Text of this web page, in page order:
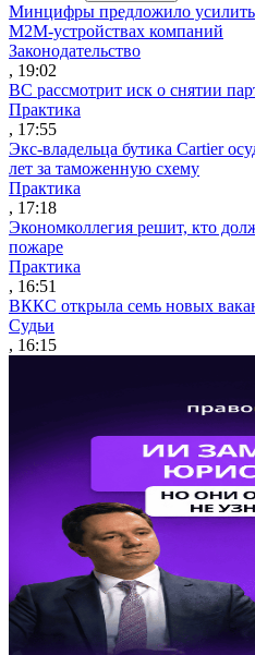
Минцифры предложило усилить
M2M-устройствах компаний
Законодательство
, 19:02
ВС рассмотрит иск о снятии
Практика
, 17:55
Экс-владельца бутика Cartier
лет за таможенную схему
Практика
, 17:18
Экономколлегия решит, кто
пожаре
Практика
, 16:51
ВККС открыла семь новых
Судьи
, 16:15